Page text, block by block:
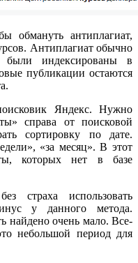
обмануть антиплагиат,
Антиплагиат обычно
были индексированы в
публикации остаются
Яндекс. Нужно
справа от поисковой
сортировку по дате.
«за месяц». В этот
которых нет в базе
страха использовать
у данного метода.
найдено очень мало. Все-
небольшой период для